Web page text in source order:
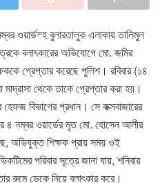
ওয়ার্ডস্হ বুলারতালুক এলাকায় তালিমুল
বলাৎকারের অভিযোগে মো. জমির
গ্রেপ্তার করেছে পুলিশ। রবিবার (১৪
থেকে তাকে গ্রেপ্তার করা হয়।
বিভাগের প্রধান। সে কক্সবাজারের
৪ নম্বর ওয়ার্ডের মৃত মো. হোসেন আলীর
অভিযুক্ত শিক্ষক প্রায় সময় ওই
পরিবার সূত্রে জানা যায়, শনিবার
রুমে ডেকে নিয়ে বলাৎকার করে।